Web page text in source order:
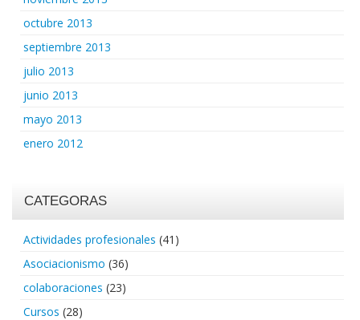
octubre 2013
septiembre 2013
julio 2013
junio 2013
mayo 2013
enero 2012
CATEGORAS
Actividades profesionales (41)
Asociacionismo (36)
colaboraciones (23)
Cursos (28)